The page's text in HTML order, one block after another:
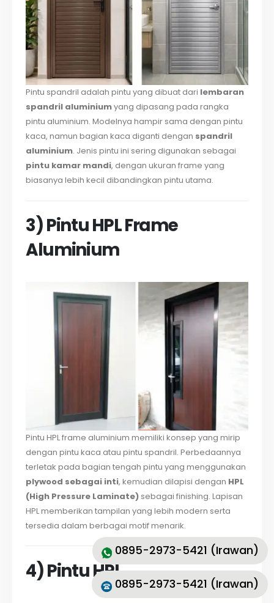
Pintu spandril adalah pintu yang dibuat dari lembaran
spandril aluminiumyang dipasang pada rangka
pintu aluminium. Modelnya hampir sama dengan pintu
kaca, namun bagian kaca diganti dengan spandril
aluminium. Jenis pintu ini sering digunakan sebagai
pintu kamar mandi, dengan ukuran frame yang
biasanya lebih kecil dibandingkan pintu utama.
3) Pintu HPL Frame
Aluminium
Pintu HPL frame aluminium memiliki konsep yang mirip
dengan pintu kaca atau pintu spandril. Perbedaannya
terletak pada bagian tengah pintu yang menggunakan
plywood sebagai inti, kemudian dilapisi dengan HPL
(High Pressure Laminate) sebagai finishing. Lapisan
HPL memberikan tampilan yang lebih modern serta
tersedia dalam berbagai motif menarik.
4) Pintu HPL
0895-2973-5421 (Irawan)
0895-2973-5421 (Irawan)